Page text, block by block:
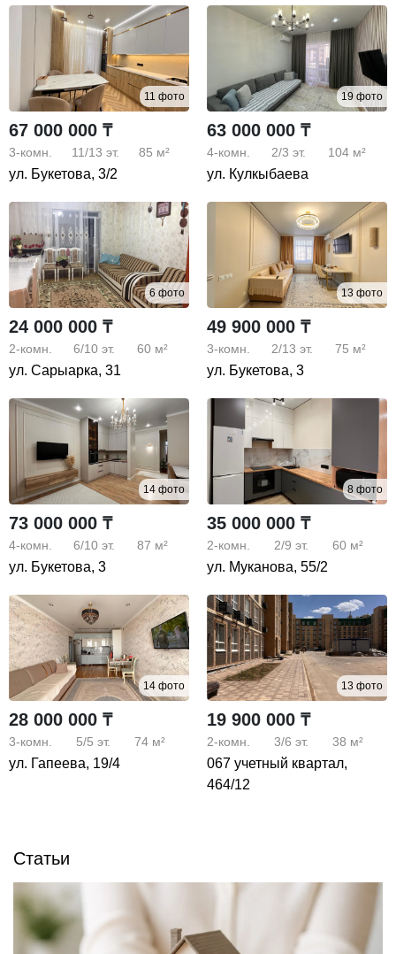
11 фото
67 000 000 ₸
3-комн. 11/13 эт. 85 м²
ул. Букетова, 3/2
19 фото
63 000 000 ₸
4-комн. 2/3 эт. 104 м²
ул. Кулкыбаева
6 фото
24 000 000 ₸
2-комн. 6/10 эт. 60 м²
ул. Сарыарка, 31
13 фото
49 900 000 ₸
3-комн. 2/13 эт. 75 м²
ул. Букетова, 3
14 фото
73 000 000 ₸
4-комн. 6/10 эт. 87 м²
ул. Букетова, 3
8 фото
35 000 000 ₸
2-комн. 2/9 эт. 60 м²
ул. Муканова, 55/2
14 фото
28 000 000 ₸
3-комн. 5/5 эт. 74 м²
ул. Гапеева, 19/4
13 фото
19 900 000 ₸
2-комн. 3/6 эт. 38 м²
067 учетный квартал,
464/12
Статьи